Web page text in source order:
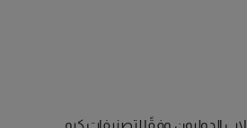
الدوليون وفقًا لتصنيفات كيو